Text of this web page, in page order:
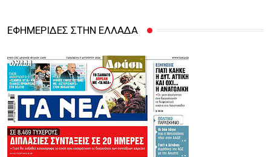
ΕΦΗΜΕΡΙΔΕΣ ΣΤΗΝ ΕΛΛΑΔΑ